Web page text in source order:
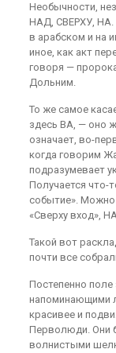
Необычности,
НАД, СВЕРХУ, НА.
в арабском и на
иное, как акт
говоря —
Дольним.
То же самое
здесь ВА, — оно
означает, во-
когда говорим
подразумевает
Получается что-
событие». Можно
«Сверху вход»,
Такой вот
почти все
Постепенно
напоминающими
красивее и
Перволюди. Они
волнистыми